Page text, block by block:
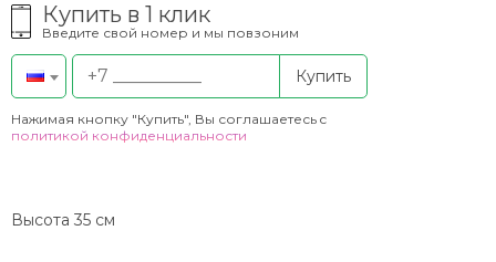
Купить в 1 клик
Введите свой номер и мы повзоним
Купить
Нажимая кнопку "Купить", Вы соглашаетесь c
политикой конфиденциальности
Высота 35 см